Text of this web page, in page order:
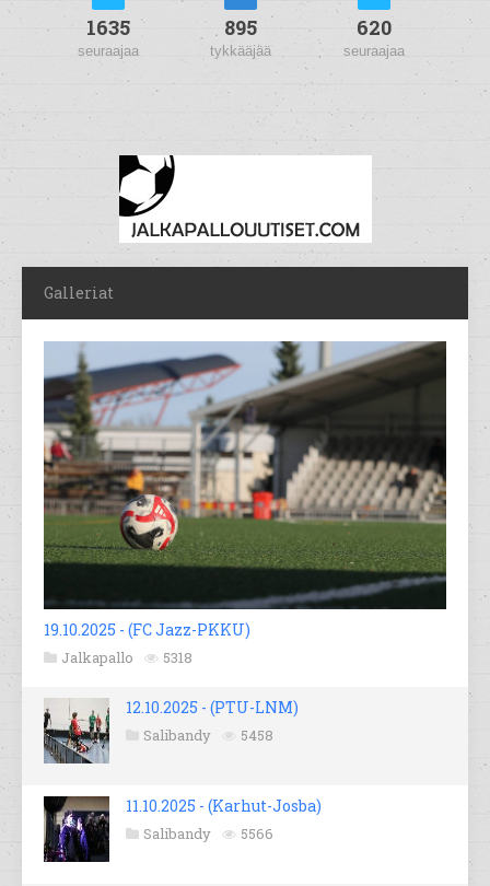
1635
seuraajaa
895
tykkääjää
620
seuraajaa
Galleriat
19.10.2025 - (FC Jazz-PKKU)
Jalkapallo 5318
12.10.2025 - (PTU-LNM)
Salibandy 5458
11.10.2025 - (Karhut-Josba)
Salibandy 5566